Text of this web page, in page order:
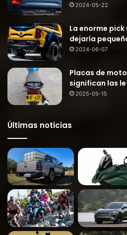
2024-05-22
La enorme pick
dejaría
2024-06-07
Placas de
significan las
2025-05-15
Últimas noticias